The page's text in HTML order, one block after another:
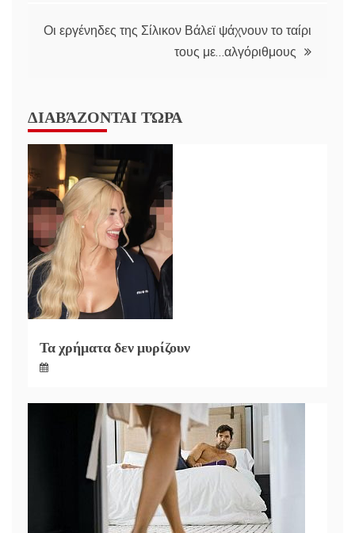
Οι εργένηδες της Σίλικον Βάλεϊ ψάχνουν το ταίρι
τους με…αλγόριθμους
ΔΙΑΒΆΖΟΝΤΑΙ ΤΏΡΑ
Τα χρήματα δεν μυρίζουν